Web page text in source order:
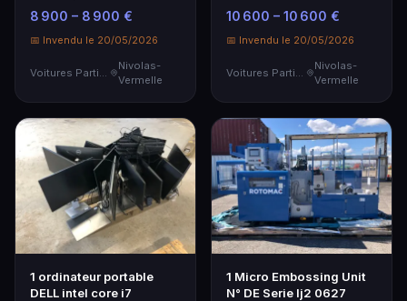
(136ch) Batterie 49…
8 900 – 8 900 €
📅 Invendu le 20/05/2026
Voitures Particulières
Nivolas-
Vermelle
Genre : CTTE - Car…
10 600 – 10 600 €
📅 Invendu le 20/05/2026
Voitures Particulières
Nivolas-
Vermelle
1 ordinateur portable
DELL intel core i7
1 Micro Embossing Unit
N° DE Serie Ij2 0627